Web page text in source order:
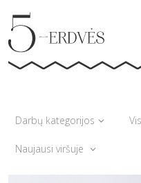
Darbų kategorijos
Naujausi viršuje